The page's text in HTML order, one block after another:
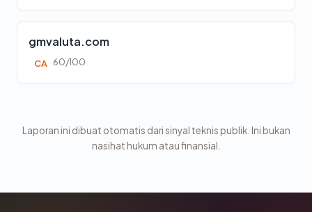
gmvaluta.com
CA 60/100
Laporan ini dibuat otomatis dari sinyal teknis publik. Ini bukan
nasihat hukum atau finansial.